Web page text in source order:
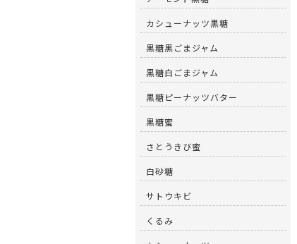
カシューナッツ黒糖
黒糖黒ごまジャム
黒糖白ごまジャム
黒糖ピーナッツバター
黒糖蜜
さとうきび蜜
白砂糖
サトウキビ
くるみ